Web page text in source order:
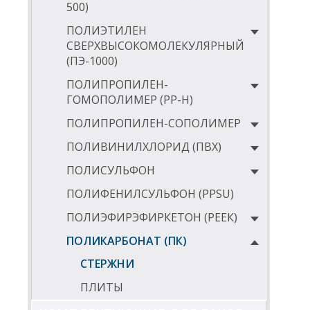
500)
ПОЛИЭТИЛЕН
СВЕРХВЫСОКОМОЛЕКУЛЯРНЫЙ
(ПЭ-1000)
ПОЛИПРОПИЛЕН-
ГОМОПОЛИМЕР (PP-Н)
ПОЛИПРОПИЛЕН-СОПОЛИМЕР
ПОЛИВИНИЛХЛОРИД (ПВХ)
ПОЛИСУЛЬФОН
ПОЛИФЕНИЛСУЛЬФОН (PPSU)
ПОЛИЭФИРЭФИРКЕТОН (РЕЕК)
ПОЛИКАРБОНАТ (ПК)
СТЕРЖНИ
ПЛИТЫ